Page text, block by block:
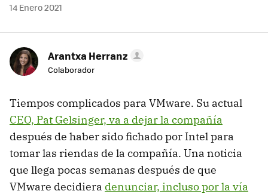
14 Enero 2021
Arantxa Herranz
Colaborador
Tiempos complicados para VMware. Su actual
CEO, Pat Gelsinger, va a dejar la compañía
después de haber sido fichado por Intel para
tomar las riendas de la compañía. Una noticia
que llega pocas semanas después de que
VMware decidiera denunciar, incluso por la vía